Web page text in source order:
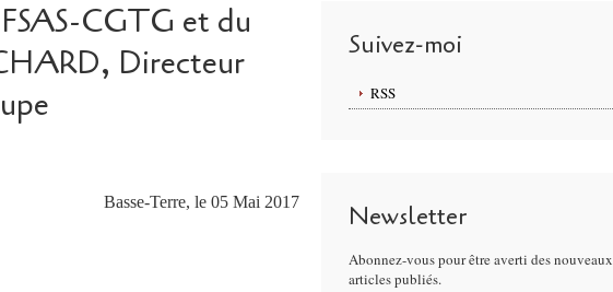
CGTG et du
Directeur
Basse-Terre, le 05 Mai 2017
Suivez-moi
RSS
Newsletter
Abonnez-vous pour être averti des nouveaux
articles publiés.